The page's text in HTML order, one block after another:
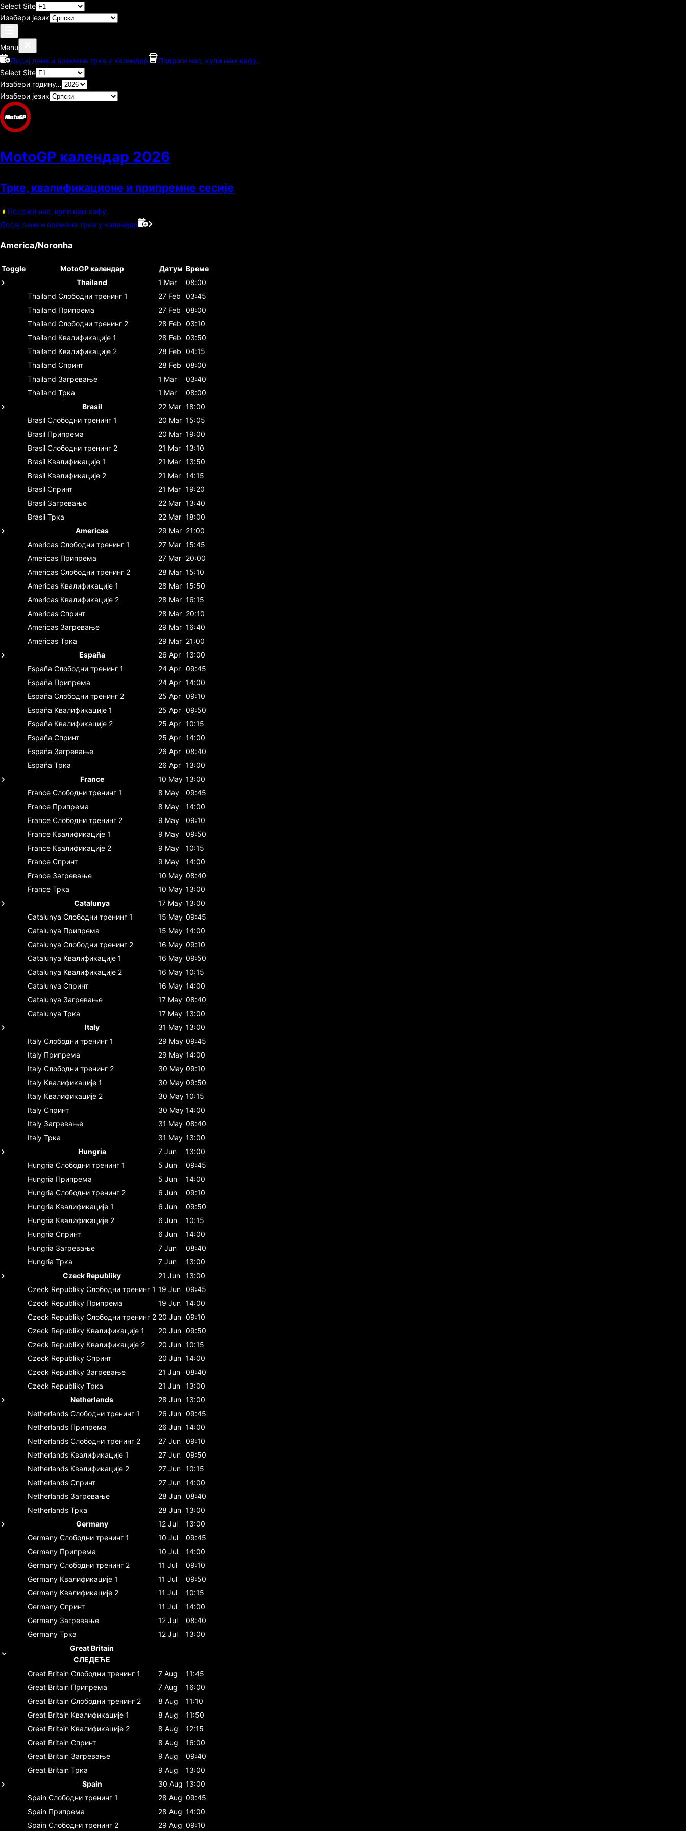
Select Site
Изабери језик
Menu
Додај дане и времена трка у календар
Подржи нас, купи нам кафу.
Select Site
Изабери годину…
Изабери језик
MotoGP календар 2026
Трке, квалификационе и припремне сесије
Подржи нас, купи нам кафу.
Додај дане и времена трка у календар
America/Noronha
Toggle MotoGP календар Датум Време
Thailand
1 Mar
08:00
Thailand Слободни тренинг 1 27 Feb
03:45
Thailand Припрема 27 Feb
08:00
Thailand Слободни тренинг 2 28 Feb 03:10
Thailand Квалификације 1 28 Feb 03:50
Thailand Квалификације 2 28 Feb 04:15
Thailand Спринт 28 Feb 08:00
Thailand Загревање 1 Mar
03:40
Thailand Трка 1 Mar
08:00
Brasil
22 Mar 18:00
Brasil Слободни тренинг 1 20 Mar 15:05
Brasil Припрема 20 Mar 19:00
Brasil Слободни тренинг 2 21 Mar 13:10
Brasil Квалификације 1 21 Mar 13:50
Brasil Квалификације 2 21 Mar 14:15
Brasil Спринт 21 Mar 19:20
Brasil Загревање 22 Mar 13:40
Brasil Трка 22 Mar 18:00
Americas
29 Mar 21:00
Americas Слободни тренинг 1 27 Mar 15:45
Americas Припрема 27 Mar 20:00
Americas Слободни тренинг 2 28 Mar 15:10
Americas Квалификације 1 28 Mar 15:50
Americas Квалификације 2 28 Mar 16:15
Americas Спринт 28 Mar 20:10
Americas Загревање 29 Mar 16:40
Americas Трка 29 Mar 21:00
España
26 Apr 13:00
España Слободни тренинг 1 24 Apr 09:45
España Припрема 24 Apr 14:00
España Слободни тренинг 2 25 Apr 09:10
España Квалификације 1 25 Apr 09:50
España Квалификације 2 25 Apr 10:15
España Спринт 25 Apr 14:00
España Загревање 26 Apr 08:40
España Трка 26 Apr 13:00
France
10 May 13:00
France Слободни тренинг 1 8 May
09:45
France Припрема 8 May
14:00
France Слободни тренинг 2 9 May
09:10
France Квалификације 1 9 May
09:50
France Квалификације 2 9 May
10:15
France Спринт 9 May
14:00
France Загревање 10 May 08:40
France Трка 10 May 13:00
Catalunya
17 May 13:00
Catalunya Слободни тренинг 1 15 May 09:45
Catalunya Припрема 15 May 14:00
Catalunya Слободни тренинг 2 16 May 09:10
Catalunya Квалификације 1 16 May 09:50
Catalunya Квалификације 2 16 May 10:15
Catalunya Спринт 16 May 14:00
Catalunya Загревање 17 May 08:40
Catalunya Трка 17 May 13:00
Italy
31 May 13:00
Italy Слободни тренинг 1 29 May 09:45
Italy Припрема 29 May 14:00
Italy Слободни тренинг 2 30 May 09:10
Italy Квалификације 1 30 May 09:50
Italy Квалификације 2 30 May 10:15
Italy Спринт 30 May 14:00
Italy Загревање 31 May 08:40
Italy Трка 31 May 13:00
Hungria
7 Jun
13:00
Hungria Слободни тренинг 1 5 Jun
09:45
Hungria Припрема 5 Jun
14:00
Hungria Слободни тренинг 2 6 Jun
09:10
Hungria Квалификације 1 6 Jun
09:50
Hungria Квалификације 2 6 Jun
10:15
Hungria Спринт 6 Jun
14:00
Hungria Загревање 7 Jun
08:40
Hungria Трка 7 Jun
13:00
Czeck Republiky
21 Jun
13:00
Czeck Republiky Слободни тренинг 1 19 Jun 09:45
Czeck Republiky Припрема 19 Jun 14:00
Czeck Republiky Слободни тренинг 2 20 Jun 09:10
Czeck Republiky Квалификације 1 20 Jun 09:50
Czeck Republiky Квалификације 2 20 Jun 10:15
Czeck Republiky Спринт 20 Jun 14:00
Czeck Republiky Загревање 21 Jun
08:40
Czeck Republiky Трка 21 Jun
13:00
Netherlands
28 Jun 13:00
Netherlands Слободни тренинг 1 26 Jun 09:45
Netherlands Припрема 26 Jun 14:00
Netherlands Слободни тренинг 2 27 Jun 09:10
Netherlands Квалификације 1 27 Jun 09:50
Netherlands Квалификације 2 27 Jun 10:15
Netherlands Спринт 27 Jun 14:00
Netherlands Загревање 28 Jun 08:40
Netherlands Трка 28 Jun 13:00
Germany
12 Jul
13:00
Germany Слободни тренинг 1 10 Jul
09:45
Germany Припрема 10 Jul
14:00
Germany Слободни тренинг 2 11 Jul
09:10
Germany Квалификације 1 11 Jul
09:50
Germany Квалификације 2 11 Jul
10:15
Germany Спринт 11 Jul
14:00
Germany Загревање 12 Jul
08:40
Germany Трка 12 Jul
13:00
Great Britain
СЛЕДЕЋЕ
Great Britain Слободни тренинг 1 7 Aug
11:45
Great Britain Припрема 7 Aug
16:00
Great Britain Слободни тренинг 2 8 Aug
11:10
Great Britain Квалификације 1 8 Aug
11:50
Great Britain Квалификације 2 8 Aug
12:15
Great Britain Спринт 8 Aug
16:00
Great Britain Загревање 9 Aug
09:40
Great Britain Трка 9 Aug
13:00
Spain
30 Aug 13:00
Spain Слободни тренинг 1 28 Aug 09:45
Spain Припрема 28 Aug 14:00
Spain Слободни тренинг 2 29 Aug 09:10